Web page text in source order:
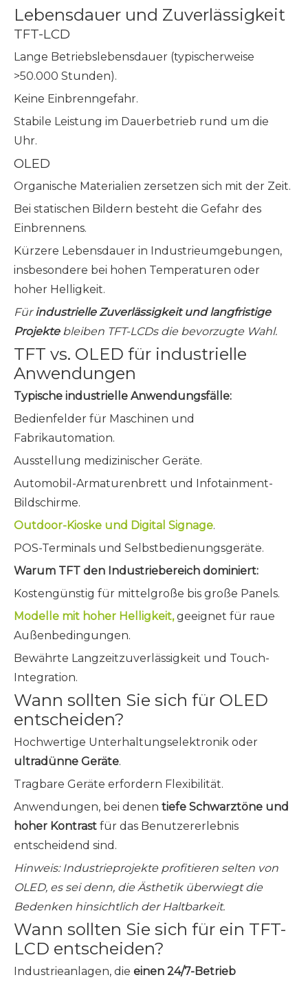
Lebensdauer und Zuverlässigkeit
TFT-LCD
Lange Betriebslebensdauer (typischerweise
>50.000 Stunden).
Keine Einbrenngefahr.
Stabile Leistung im Dauerbetrieb rund um die
Uhr.
OLED
Organische Materialien zersetzen sich mit der Zeit.
Bei statischen Bildern besteht die Gefahr des
Einbrennens.
Kürzere Lebensdauer in Industrieumgebungen,
insbesondere bei hohen Temperaturen oder
hoher Helligkeit.
Fürindustrielle Zuverlässigkeit und langfristige
Projekte bleiben TFT-LCDs die bevorzugte Wahl.
TFT vs. OLED für industrielle
Anwendungen
Typische industrielle Anwendungsfälle:
Bedienfelder für Maschinen und
Fabrikautomation.
Ausstellung medizinischer Geräte.
Automobil-Armaturenbrett und Infotainment-
Bildschirme.
Outdoor-Kioske und Digital Signage.
POS-Terminals und Selbstbedienungsgeräte.
Warum TFT den Industriebereich dominiert:
Kostengünstig für mittelgroße bis große Panels.
Modelle mit hoher Helligkeit,geeignet für raue
Außenbedingungen.
Bewährte Langzeitzuverlässigkeit und Touch-
Integration.
Wann sollten Sie sich für OLED
entscheiden?
Hochwertige Unterhaltungselektronik oder
ultradünne Geräte.
Tragbare Geräte erfordern Flexibilität.
Anwendungen, bei denen tiefe Schwarztöne und
hoher Kontrast für das Benutzererlebnis
entscheidend sind.
Hinweis: Industrieprojekte profitieren selten von
OLED, es sei denn, die Ästhetik überwiegt die
Bedenken hinsichtlich der Haltbarkeit.
Wann sollten Sie sich für ein TFT-
LCD entscheiden?
Industrieanlagen, die einen 24/7-Betrieb